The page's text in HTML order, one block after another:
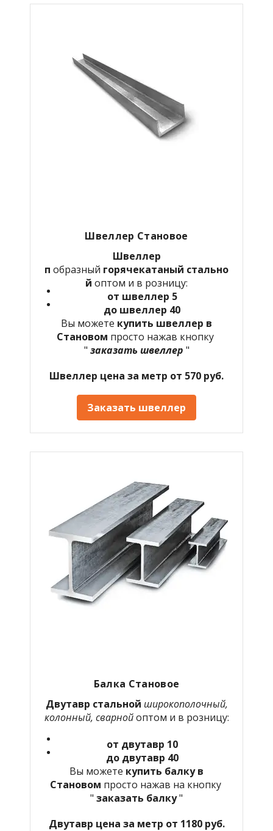
Швеллер Становое
Швеллер
п образный горячекатаный стально
й оптом и в розницу:
от швеллер 5
до швеллер 40
Вы можете купить швеллер в
Становом просто нажав кнопку
" заказать швеллер "
Швеллер цена за метр от 570 руб.
Заказать швеллер
Балка Становое
Двутавр стальной широкополочный,
колонный, сварнойоптом и в розницу:
от двутавр 10
до двутавр 40
Вы можете купить балку в
Становом просто нажав на кнопку
" заказать балку"
Двутавр цена за метр от 1180 руб.